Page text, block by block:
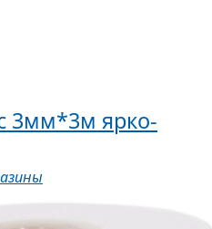
3мм*3м ярко-